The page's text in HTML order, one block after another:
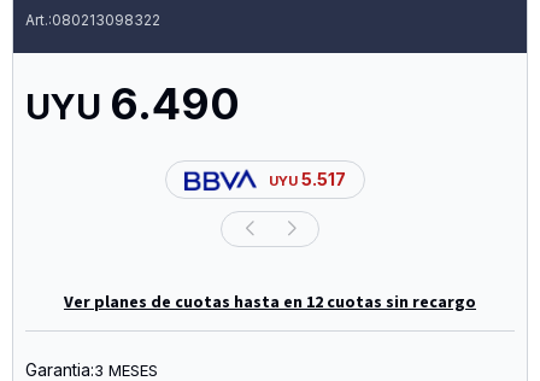
080213098322
UYU 6.490
UYU 5.517
Ver planes de cuotas hasta en 12 cuotas sin recargo
Garantia:3 MESES